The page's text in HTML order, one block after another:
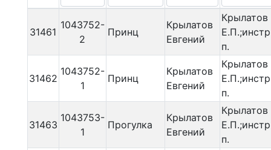
31461
1043752-
2
Принц
Крылатов
Евгений
Крылатов
п.
31462
1043752-
1
Принц
Крылатов
Евгений
Крылатов
п.
31463
1043753-
1
Прогулка
Крылатов
Евгений
Крылатов
п.